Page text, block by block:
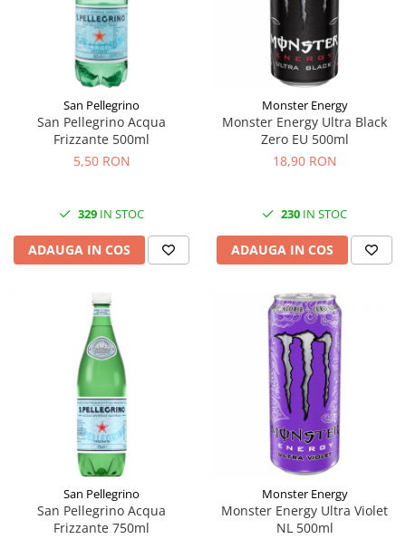
Făină italiană
Condimente & Sare
Zahăr & Îndulcitori
Lapte & Condensat
Gran Cucina
Creme & Esente
Paste Italiene
San Pellegrino
San Pellegrino Acqua
Frizzante 500ml
5,50 RON
329 IN STOC
ADAUGA IN COS
Monster Energy
Monster Energy Ultra Black
Zero EU 500ml
18,90 RON
230 IN STOC
ADAUGA IN COS
San Pellegrino
San Pellegrino Acqua
Frizzante 750ml
Monster Energy
Monster Energy Ultra Violet
NL 500ml